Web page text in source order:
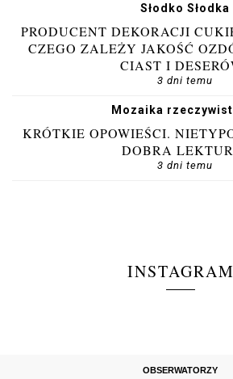
Słodko Słodka
PRODUCENT DEKORACJI
CZEGO ZALEŻY JAKOŚĆ
CIAST I
3 dni temu
Mozaika
KRÓTKIE OPOWIEŚCI.
DOBRA
3 dni temu
INSTAGRAM
OBSERWATORZY